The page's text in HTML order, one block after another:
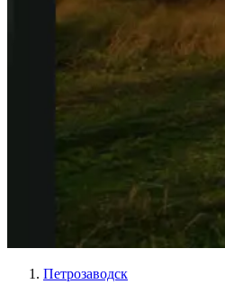
Петрозаводск